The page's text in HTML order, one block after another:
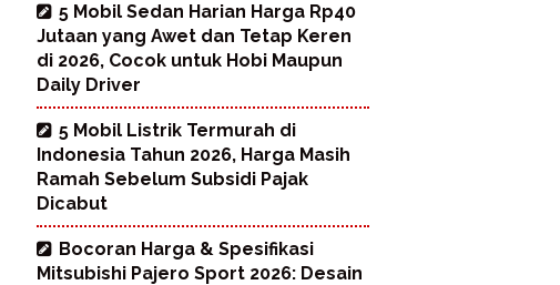
5 Mobil Sedan Harian Harga Rp40
Jutaan yang Awet dan Tetap Keren
di 2026, Cocok untuk Hobi Maupun
Daily Driver
5 Mobil Listrik Termurah di
Indonesia Tahun 2026, Harga Masih
Ramah Sebelum Subsidi Pajak
Dicabut
Bocoran Harga & Spesifikasi
Mitsubishi Pajero Sport 2026: Desain